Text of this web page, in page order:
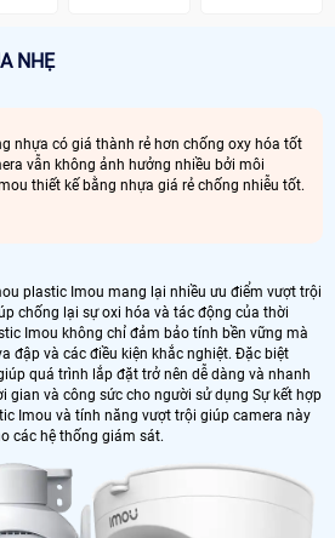
NHẸ
nhựa có giá thành rẻ hơn chống oxy hóa tốt
vẫn không ảnh hưởng nhiều bởi môi
thiết kế bằng nhựa giá rẻ chống nhiễu tốt.
plastic Imou mang lại nhiều ưu điểm vượt trội
chống lại sự oxi hóa và tác động của thời
Imou không chỉ đảm bảo tính bền vững mà
đập và các điều kiện khắc nghiệt. Đặc biệt
quá trình lắp đặt trở nên dễ dàng và nhanh
gian và công sức cho người sử dụng Sự kết hợp
Imou và tính năng vượt trội giúp camera này
các hệ thống giám sát.